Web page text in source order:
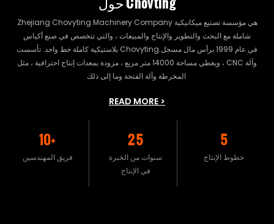
Zhejiang Chovyting Machinery Company هي مؤسسة تصنيع ميكانيكية
شاملة مع البحث والتطوير والإنتاج والمبيعات ، والتي تتخصص في صنع أكياس
بلاستيكية كاملة خط واحد. تأسست Chovyting في عام 1999 برأس مال مسجل
، ويغطي مساحة 14000 متر مربع ، مزودة بمعدات إنتاج احترافية ، مثل CNC وآلة
المخرطة وآلة الفتحة وما إلى ذلك
READ MORE >
10+
فريق المهندسين
25
سنوات من الخبرة
في الإنتاج
5
خطوط الإنتاج